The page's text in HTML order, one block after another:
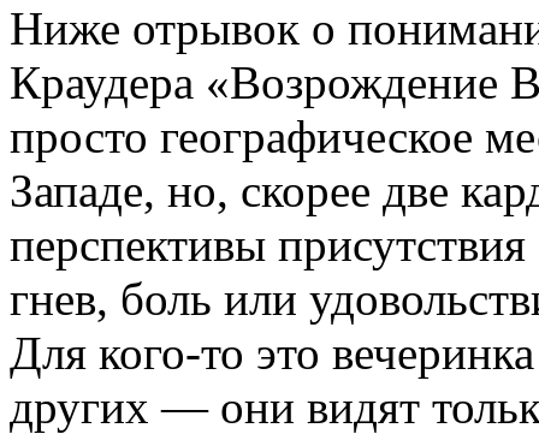
Ниже отрывок о
Краудера «Возрождение
просто географическое
Западе, но, скорее две
перспективы
гнев, боль или
Для кого-то это
других — они видят